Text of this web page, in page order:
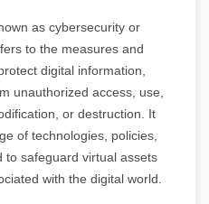
as cybersecurity or
to the measures and
digital information,
unauthorized access, use,
or destruction. It
of technologies, policies,
to safeguard virtual assets
with the digital world.